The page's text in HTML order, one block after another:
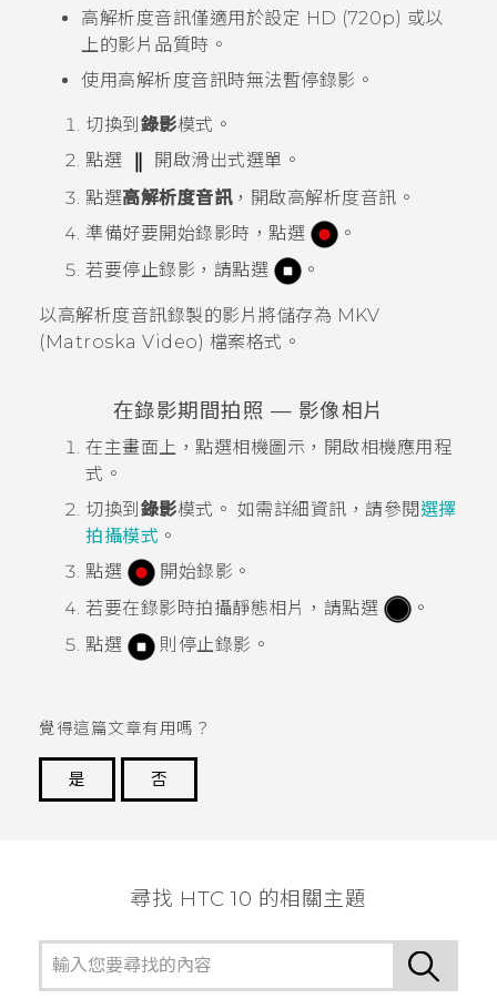
高解析度音訊僅適用於設定 HD (720p) 或以
上的影片品質時。
使用高解析度音訊時無法暫停錄影。
切換到 錄影模式。
點選
開啟滑出式選單。
點選高解析度音訊，開啟高解析度音訊。
準備好要開始錄影時，點選
。
若要停止錄影，請點選
。
以高解析度音訊錄製的影片將儲存為 MKV
(Matroska Video) 檔案格式。
在錄影期間拍照 — 影像相片
在主畫面 上，點選相機圖示，開啟相機應用程
式。
切換到 錄影模式。 如需詳細資訊，請參閱 選擇
拍攝模式 。
點選
開始錄影。
若要在錄影時拍攝靜態相片，請點選
。
點選
則停止錄影。
覺得這篇文章有用嗎？
是
否
尋找 HTC 10 的相關主題